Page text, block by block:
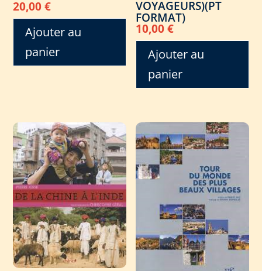
20,00€
Ajouter au
panier
VOYAGEURS)(PT
FORMAT)
10,00€
Ajouter au
panier